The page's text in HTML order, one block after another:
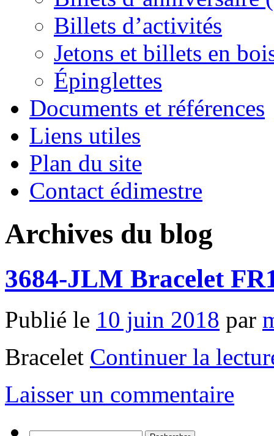
Billets d’activités
Jetons et billets en
Épinglettes
Documents et références
Liens utiles
Plan du site
Contact édimestre
Archives du blog
3684-JLM Bracelet
Publié le 10 juin 2018 par
Bracelet Continuer la
Laisser un commentaire